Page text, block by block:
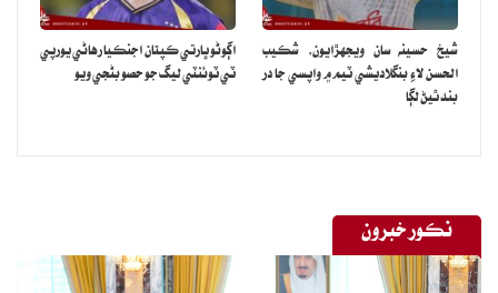
شيخ حسينه سان ويجهڙايون، شڪيب
الحسن لاءِ بنگلاديشي ٽيم ۾ واپسي جا در
بند ٿيڻ لڳا
اڳوڻو ڀارتي ڪپتان اجنڪيا رهاڻي يورپي
ٽي ٽوئنٽي ليگ جو حصو بڻجي ويو
نڪور خبرون